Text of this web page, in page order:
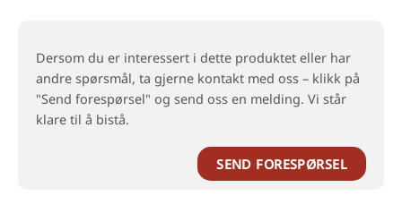
Dersom du er interessert i dette produktet eller har
andre spørsmål, ta gjerne kontakt med oss – klikk på
"Send forespørsel" og send oss en melding. Vi står
klare til å bistå.
SEND FORESPØRSEL